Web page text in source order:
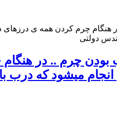
چرم کردن همه ی درزهای
چرم .. در
انجام میشود که